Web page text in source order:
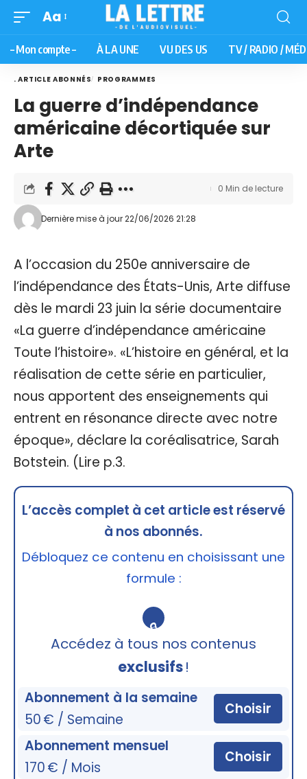
Aa
– Mon compte – À LA UNE VU DES US TV / RADIO /
. ARTICLE ABONNÉS PROGRAMMES
La guerre d’indépendance
américaine décortiquée sur
Arte
Dernière mise à jour 22/06/2026 21:28
0 Min de lecture
A l’occasion du 250e anniversaire de
l’indépendance des États-Unis, Arte diffuse
dès le mardi 23 juin la série documentaire
«La guerre d’indépendance américaine
Toute l’histoire». «L’histoire en général, et la
réalisation de cette série en particulier,
nous apportent des enseignements qui
entrent en résonance directe avec notre
époque», déclare la coréalisatrice, Sarah
Botstein. (Lire p.3.
L’accès complet à cet article est réservé
à nos abonnés.
Débloquez ce contenu en choisissant une
formule :
🔒
Accédez à tous nos contenus
exclusifs!
Abonnement à la semaine
50 € / Semaine
Choisir
Abonnement mensuel
170 € / Mois
Choisir